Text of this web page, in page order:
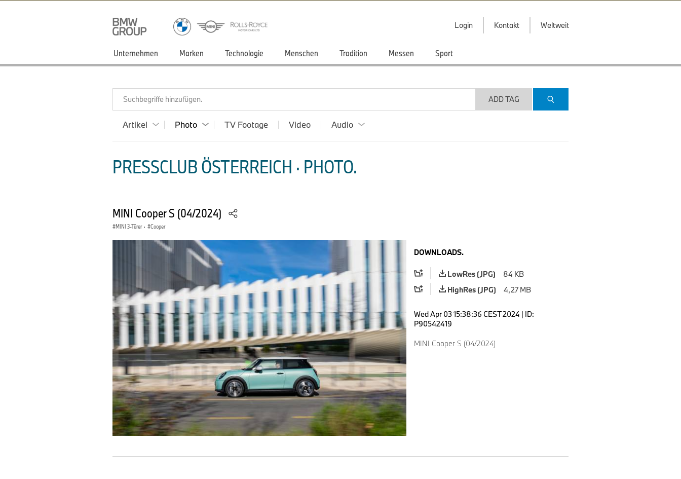
Login Kontakt Weltweit
Unternehmen Marken Technologie Menschen Tradition Messen Sport
Suchbegriffe hinzufügen. ADD TAG
Artikel Photo TV Footage Video Audio
PRESSCLUB ÖSTERREICH · PHOTO.
MINI Cooper S (04/2024)
MINI 3-Türer · Cooper
DOWNLOADS.
LowRes (JPG)
84 KB
HighRes (JPG)
4,27 MB
Wed Apr 03 15:38:36 CEST 2024 | ID:
P90542419
MINI Cooper S (04/2024)